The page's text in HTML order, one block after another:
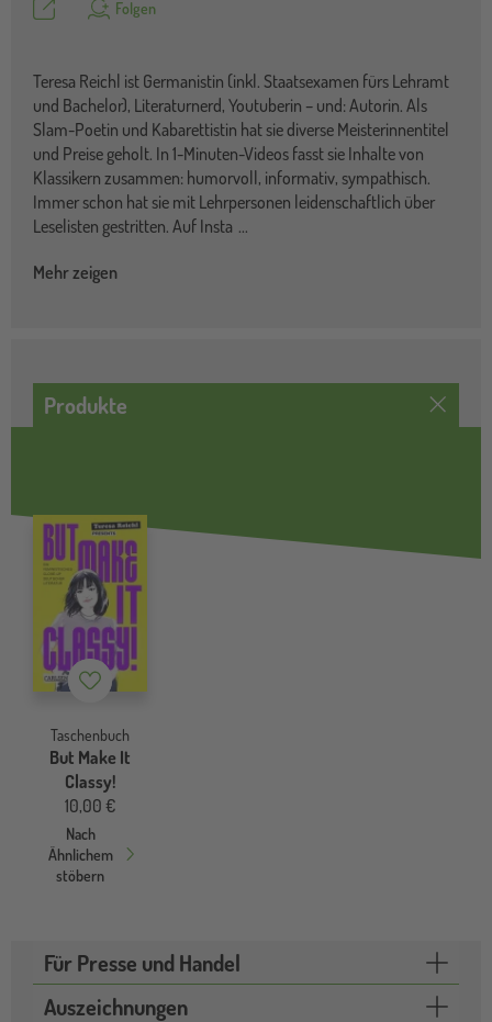
Teilen Folgen
Teresa Reichl ist Germanistin (inkl. Staatsexamen fürs Lehramt
und Bachelor), Literaturnerd, Youtuberin – und: Autorin. Als
Slam-Poetin und Kabarettistin hat sie diverse Meisterinnentitel
und Preise geholt. In 1-Minuten-Videos fasst sie Inhalte von
Klassikern zusammen: humorvoll, informativ, sympathisch.
Immer schon hat sie mit Lehrpersonen leidenschaftlich über
Leselisten gestritten. Auf Insta ...
Mehr zeigen
Produkte
Merkzettel
Taschenbuch
But Make It
Classy!
10,00 €
Nach
Ähnlichem
stöbern
Für Presse und Handel
Auszeichnungen